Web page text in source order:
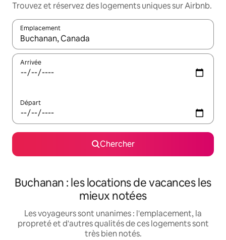
Trouvez et réservez des logements uniques sur Airbnb.
Emplacement
Quand les résultats sont affichés, parcourez-les en utilisant
Arrivée
Départ
Chercher
Buchanan : les locations de vacances les
mieux notées
Les voyageurs sont unanimes : l'emplacement, la
propreté et d'autres qualités de ces logements sont
très bien notés.